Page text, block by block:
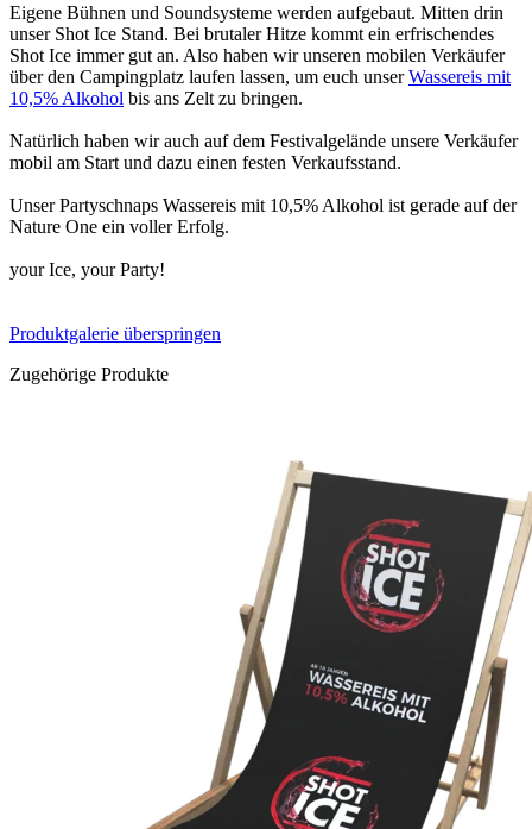
Eigene Bühnen und Soundsysteme werden aufgebaut. Mitten drin
unser Shot Ice Stand. Bei brutaler Hitze kommt ein erfrischendes
Shot Ice immer gut an. Also haben wir unseren mobilen Verkäufer
über den Campingplatz laufen lassen, um euch unserWassereis mit
10,5% Alkohol bis ans Zelt zu bringen.
Natürlich haben wir auch auf dem Festivalgelände unsere Verkäufer
mobil am Start und dazu einen festen Verkaufsstand.
Unser Partyschnaps Wassereis mit 10,5% Alkohol ist gerade auf der
Nature One ein voller Erfolg.
your Ice, your Party!
Produktgalerie überspringen
Zugehörige Produkte